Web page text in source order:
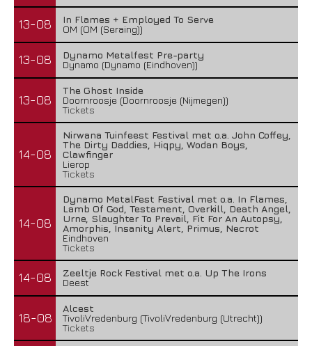
13-08
In Flames + Employed To Serve
OM (OM (Seraing))
13-08
Dynamo Metalfest Pre-party
Dynamo (Dynamo (Eindhoven))
13-08
The Ghost Inside
Doornroosje (Doornroosje (Nijmegen))
Tickets
14-08
Nirwana Tuinfeest Festival met o.a. John Coffey,
The Dirty Daddies, Hiqpy, Wodan Boys,
Clawfinger
Lierop
Tickets
14-08
Dynamo MetalFest Festival met o.a. In Flames,
Lamb Of God, Testament, Overkill, Death Angel,
Urne, Slaughter To Prevail, Fit For An Autopsy,
Amorphis, Insanity Alert, Primus, Necrot
Eindhoven
Tickets
14-08
Zeeltje Rock Festival met o.a. Up The Irons
Deest
18-08
Alcest
TivoliVredenburg (TivoliVredenburg (Utrecht))
Tickets